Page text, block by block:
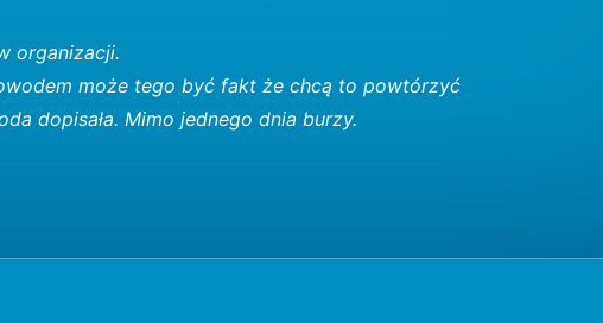
organizacji.
może tego być fakt że chcą to powtórzyć
dopisała. Mimo jednego dnia burzy.